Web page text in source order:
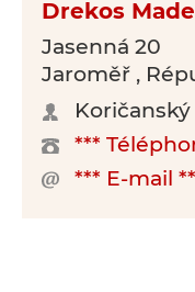
Drekos
Jasenná 20
Jaroměř ,
Koričanský
***
*** E-mail